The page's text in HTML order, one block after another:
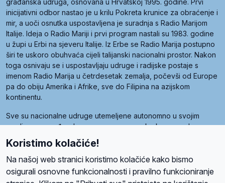
inicijativni odbor nastao je u krilu Pokreta krunice za obraćenje i
mir, a uoči osnutka uspostavljena je suradnja s Radio Marijom
Italije. Ideja o Radio Mariji i prvi program nastali su 1983. godine
u župi u Erbi na sjeveru Italije. Iz Erbe se Radio Marija postupno
širi te uskoro obuhvaća cijeli talijanski nacionalni prostor. Nakon
toga osnivaju se i uspostavljaju udruge i radijske postaje s
imenom Radio Marija u četrdesetak zemalja, počevši od Europe
pa do obiju Amerika i Afrike, sve do Filipina na azijskom
kontinentu.
Sve su nacionalne udruge utemeljene autonomno u svojim
zemljama, a međusobna su povezane preko krovne udruge
pod nazivom Svjetska obitelj Radio Marije (World Family of
Radio Maria). Svjetsku obitelj utemeljilo je sedam članica, među
kojima je i hrvatska Udruga Radio Marija.
Koristimo kolačiće!
Na našoj web stranici koristimo kolačiće kako bismo
osigurali osnovne funkcionalnosti i pravilno funkcioniranje